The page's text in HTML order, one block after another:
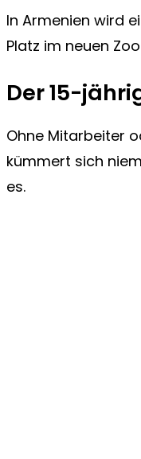
In Armenien wird
Platz im neuen
Der 15-
Ohne Mitarbeiter
kümmert sich
es.